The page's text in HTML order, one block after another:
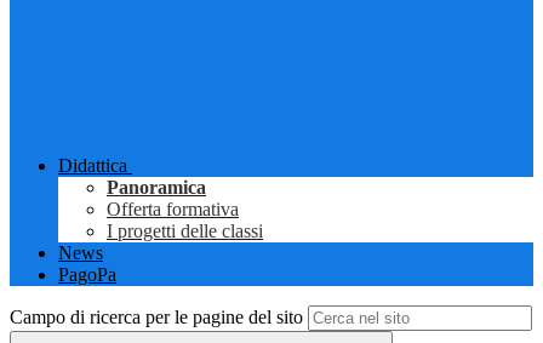
Didattica
Panoramica
Offerta formativa
I progetti delle classi
News
PagoPa
Campo di ricerca per le pagine del sito